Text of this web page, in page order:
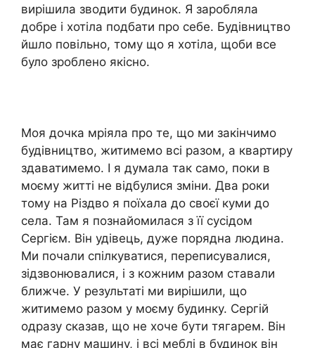
вирішила зводити будинок. Я заробляла
добре і хотіла подбати про себе. Будівництво
йшло повільно, тому що я хотіла, щоби все
було зроблено якісно.
Моя дочка мріяла про те, що ми закінчимо
будівництво, житимемо всі разом, а квартиру
здаватимемо. І я думала так само, поки в
моєму житті не відбулися зміни. Два роки
тому на Різдво я поїхала до своєї куми до
села. Там я познайомилася з її сусідом
Сергієм. Він удівець, дуже порядна людина.
Ми почали спілкуватися, переписувалися,
зідзвонювалися, і з кожним разом ставали
ближче. У результаті ми вирішили, що
житимемо разом у моєму будинку. Сергій
одразу сказав, що не хоче бути тягарем. Він
має гарну машину, і всі меблі в будинок він